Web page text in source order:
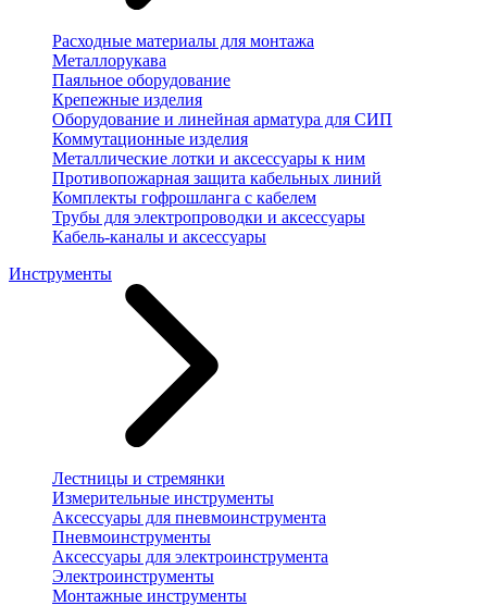
Расходные материалы для монтажа
Металлорукава
Паяльное оборудование
Крепежные изделия
Оборудование и линейная арматура для СИП
Коммутационные изделия
Металлические лотки и аксессуары к ним
Противопожарная защита кабельных линий
Комплекты гофрошланга с кабелем
Трубы для электропроводки и аксессуары
Кабель-каналы и аксессуары
Инструменты
Лестницы и стремянки
Измерительные инструменты
Аксессуары для пневмоинструмента
Пневмоинструменты
Аксессуары для электроинструмента
Электроинструменты
Монтажные инструменты